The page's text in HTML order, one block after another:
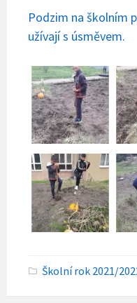
Podzim na školním
užívají s úsměvem.
C
Školní rok 2021/